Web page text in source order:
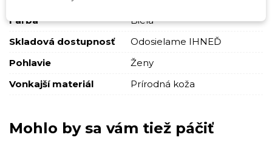
Farba
Biela
Skladová dostupnosť
Odosielame IHNEĎ
Pohlavie
Ženy
Vonkajší materiál
Prírodná koža
Mohlo by sa vám tiež páčiť